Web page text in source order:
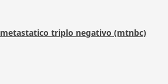
triplo negativo (mtnbc)